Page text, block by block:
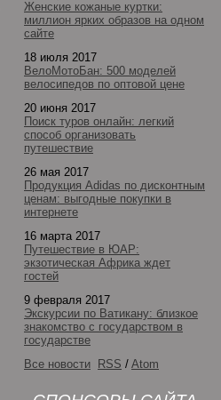
Женские кожаные куртки:
миллион ярких образов на одном
сайте
18 июля 2017
ВелоМотоБан: 500 моделей
велосипедов по оптовой цене
20 июня 2017
Поиск туров онлайн: легкий
способ организовать
путешествие
26 мая 2017
Продукция Adidas по дисконтным
ценам: выгодные покупки в
интернете
16 марта 2017
Путешествие в ЮАР:
экзотическая Африка ждет
гостей
9 февраля 2017
Экскурсии по Ватикану: близкое
знакомство с государством в
государстве
Все новости
RSS / Atom